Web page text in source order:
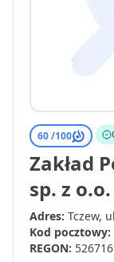
60 /100
Zakład
sp. z o.o.
Adres: Tczew,
Kod pocztowy:
REGON: